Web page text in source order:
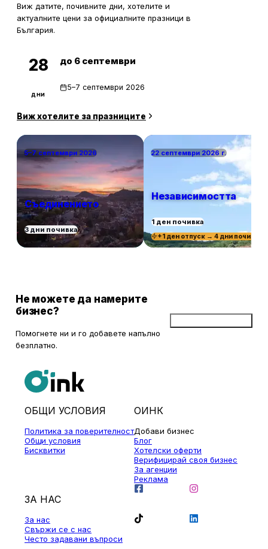
Виж датите, почивните дни, хотелите и
актуалните цени за официалните празници в
България.
28
дни
до 6 септември
5–7 септември 2026
Виж хотелите за празниците
5–7 септември 2026
Съединението
3 дни почивка
22 септември 2026 г.
Независимостта
1 ден почивка
+1 ден отпуск → 4 дни почивка
Не можете да намерите
бизнес?
Помогнете ни и го добавете напълно
безплатно.
ОБЩИ УСЛОВИЯ
Политика за поверителност
Общи условия
Бисквитки
ОИНК
Добави бизнес
Блог
Хотелски оферти
Верифицирай своя бизнес
За агенции
Реклама
ЗА НАС
За нас
Свържи се с нас
Често задавани въпроси